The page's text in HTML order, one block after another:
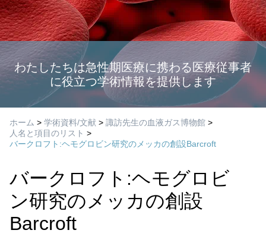
わたしたちは急性期医療に携わる医療従事者
に役立つ学術情報を提供します
ホーム > 学術資料/文献 > 諏訪先生の血液ガス博物館 >
人名と項目のリスト >
バークロフト:ヘモグロビン研究のメッカの創設Barcroft
バークロフト:ヘモグロビ
ン研究のメッカの創設
Barcroft